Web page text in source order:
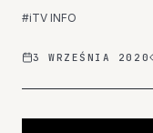
#iTV INFO
3 WRZEŚNIA 2020